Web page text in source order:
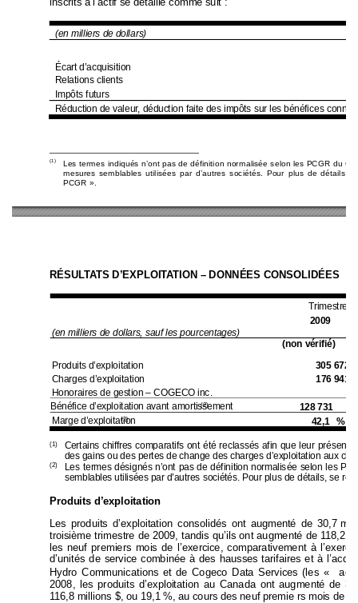
inscrits à l’actif se détaille comme suit :
(en milliers de dollars)
Écart d’acquisition
Relations clients
Impôts futurs
Réduction de valeur, déduction faite des impôts sur les bénéfices connex
(1) Les termes indiqués n’ont pas de définition normalisée selon les PCGR du
mesures semblables utilisées par d’autres sociétés. Pour plus de détails,
PCGR ».
RÉSULTATS D’EXPLOITATION – DONNÉES CONSOLIDÉES
Trimestres
2009
(en milliers de dollars, sauf les pourcentages)
(non vérifié)
Produits d’exploitation
305 672
Charges d’exploitation
176 941
Honoraires de gestion – COGECO inc
Bénéfice d’exploitation avant amortissement
(2) 128 731
Marge d’exploitation
(2) 42,1 %
(1) Certains chiffres comparatifs ont été reclassés afin que leur présentat
des gains ou des pertes de change des charges d’exploitation aux
(2) Les termes désignés n’ont pas de définition normalisée selon les
semblables uti lisées par d’autres sociétés. Pour plus de détails, se
Produits d’exploitation
Les produits d’exploitation consolidés ont augmenté de 30,7
troisième trimestre de 2009, tandis qu’ils ont augmenté de 118,2
les neuf premiers mois de l’exercice, comparativement à
d’unités de service combinée à des hausses tarifaires et à l’acq
Hydro Communications et de Cogeco Data Services (les «
2008, les produits d’exploitation au Canada ont augmenté de
116,8 millions $, ou 19,1 %, au cours des neuf premie rs mois de